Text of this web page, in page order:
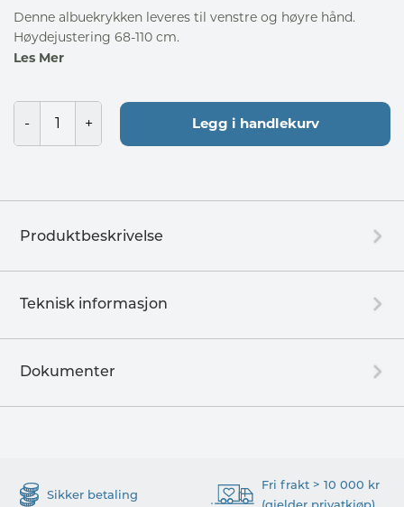
Denne albuekrykken leveres til venstre og høyre hånd.
Høydejustering 68-110 cm.
Les Mer
Legg i handlekurv
Produktbeskrivelse
Teknisk informasjon
Dokumenter
Sikker betaling
Fri frakt > 10 000 kr